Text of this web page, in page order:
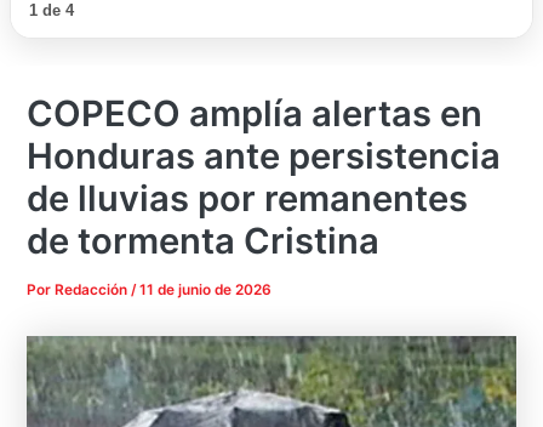
1 de 4
COPECO amplía alertas en
Honduras ante persistencia
de lluvias por remanentes
de tormenta Cristina
Por Redacción/11 de junio de 2026